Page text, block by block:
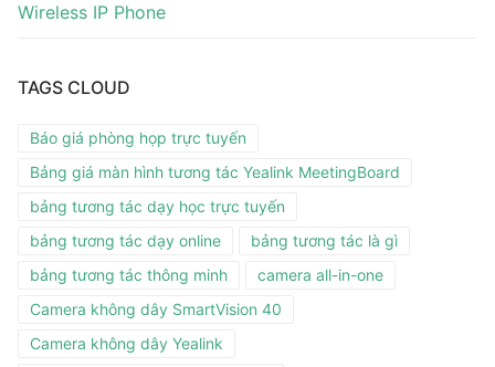
Wireless IP Phone
TAGS CLOUD
Báo giá phòng họp trực tuyến
Bảng giá màn hình tương tác Yealink MeetingBoard
bảng tương tác dạy học trực tuyến
bảng tương tác dạy online
bảng tương tác là gì
bảng tương tác thông minh
camera all-in-one
Camera không dây SmartVision 40
Camera không dây Yealink